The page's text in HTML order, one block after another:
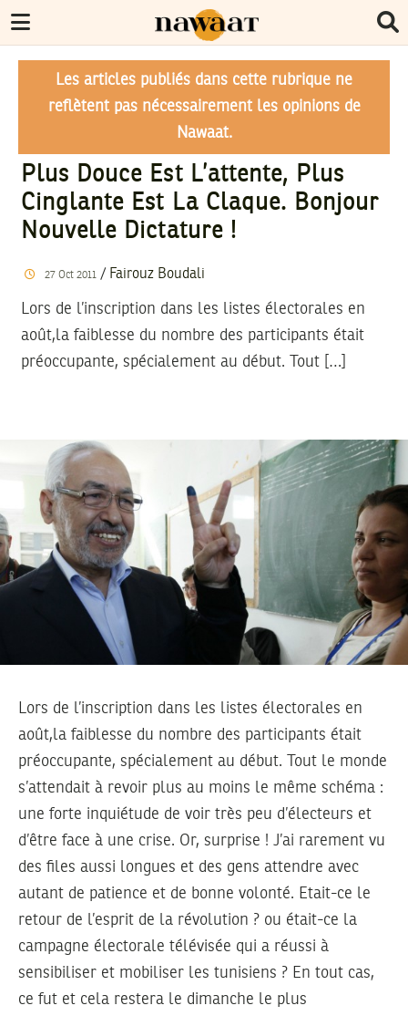
Les articles publiés dans cette rubrique ne
reflètent pas nécessairement les opinions de
Nawaat.
Plus Douce Est L’attente, Plus
Cinglante Est La Claque. Bonjour
Nouvelle Dictature !
27 Oct 2011/ Fairouz Boudali
Lors de l’inscription dans les listes électorales en
août,la faiblesse du nombre des participants était
préoccupante, spécialement au début. Tout […]
Lors de l’inscription dans les listes électorales en
août,la faiblesse du nombre des participants était
préoccupante, spécialement au début. Tout le monde
s’attendait à revoir plus au moins le même schéma :
une forte inquiétude de voir très peu d’électeurs et
d’être face à une crise. Or, surprise ! J’ai rarement vu
des files aussi longues et des gens attendre avec
autant de patience et de bonne volonté. Etait-ce le
retour de l’esprit de la révolution ? ou était-ce la
campagne électorale télévisée qui a réussi à
sensibiliser et mobiliser les tunisiens ? En tout cas,
ce fut et cela restera le dimanche le plus